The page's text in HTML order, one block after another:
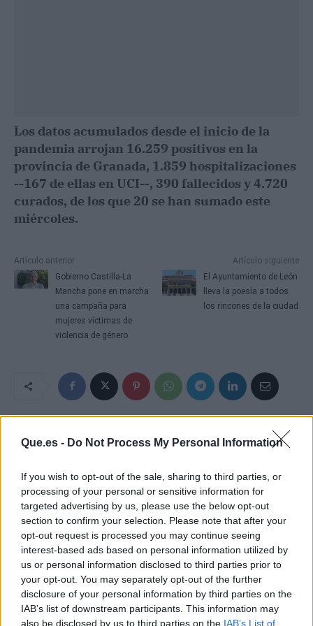
Que.es - Do Not Process My Personal Information
If you wish to opt-out of the sale, sharing to third parties, or
processing of your personal or sensitive information for
targeted advertising by us, please use the below opt-out
section to confirm your selection. Please note that after your
opt-out request is processed you may continue seeing
interest-based ads based on personal information utilized by
us or personal information disclosed to third parties prior to
your opt-out. You may separately opt-out of the further
disclosure of your personal information by third parties on the
IAB’s list of downstream participants. This information may
also be disclosed by us to third parties on the IAB’s List of
Los datos acumulados desde el inicio de la
pandemia arrojan 16.259 positivos en la
provincia de Granada, 1.859 hospitalizaciones
--167 de ellas en UCI--, 390 fallecidos y 4.720
curados, de los que 20 se han sumado este
miércoles.
Artículo anterior
Gobierno Castilla-La
Mancha pone en marcha
una campaña para
mujeres víctimas de
violencia de género
Artículo siguiente
El Ayuntamiento de León
lleva la poesía a todos
los rincones de la ciudad